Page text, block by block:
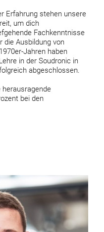
Erfahrung stehen unsere
um dich
Fachkenntnisse
die Ausbildung von
Jahren haben
in der Soudronic in
abgeschlossen.
bei den